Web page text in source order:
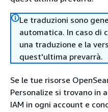
Le traduzioni sono
automatica. In caso
una traduzione e la
quest'ultima prevarrà.
Se le tue risorse
Personalize si trovano in
IAM in ogni account e